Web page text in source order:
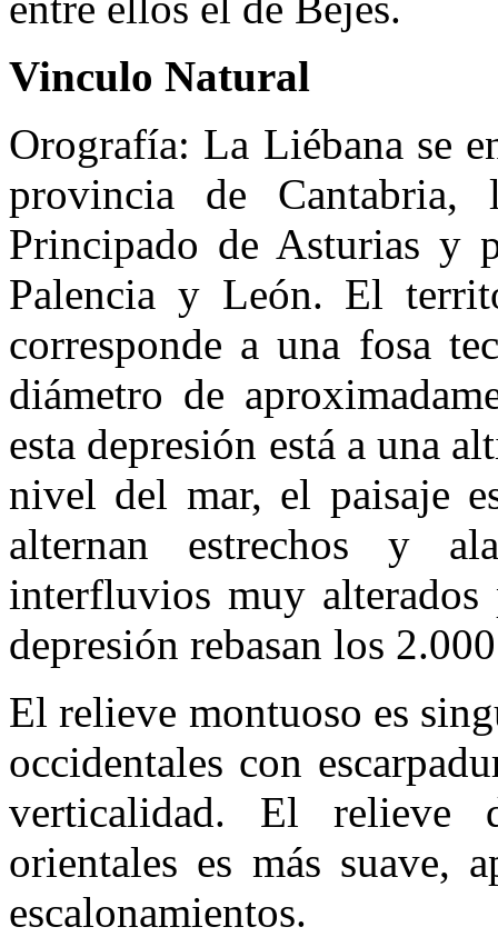
Vinculo Natural
Orografía: La Liébana se
provincia de
Principado de Asturias y
Palencia y León. El
corresponde a una fosa
diámetro de
esta depresión está a una
nivel del mar, el paisaje
alternan estrechos y
interfluvios muy
depresión rebasan los
El relieve montuoso es
occidentales con
verticalidad. El relieve
orientales es más suave,
escalonamientos.